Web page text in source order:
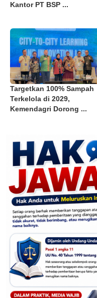
Kantor PT BSP ...
Targetkan 100% Sampah
Terkelola di 2029,
Kemendagri Dorong ...